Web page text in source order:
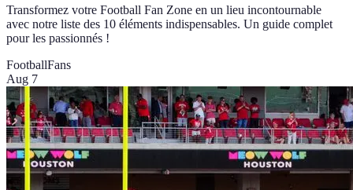
Transformez votre Football Fan Zone en un lieu incontournable
avec notre liste des 10 éléments indispensables. Un guide complet
pour les passionnés !
FootballFans
Aug 7